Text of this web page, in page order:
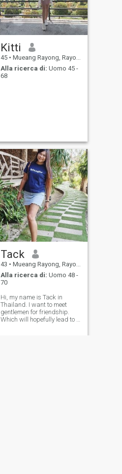
Kitti
45 • Mueang Rayong, Rayong, Thailandia
Alla ricerca di: Uomo 45 -
68
Tack
43 • Mueang Rayong, Rayong, Thailandia
Alla ricerca di: Uomo 48 -
70
Hi, my name is Tack in
Thailand. I want to meet
gentlemen for friendship.
Which will hopefully lead to a